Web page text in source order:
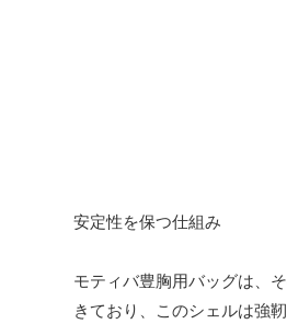
安定性を保つ仕組み
モティバ豊胸用バッグは、
きており、このシェルは強